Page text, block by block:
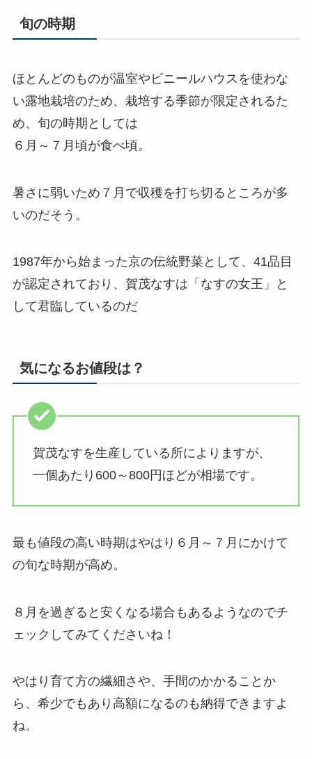
旬の時期
ほとんどのものが温室やビニールハウスを使わな
い露地栽培のため、栽培する季節が限定されるた
め、旬の時期としては
６月～７月頃が食べ頃。
暑さに弱いため７月で収穫を打ち切るところが多
いのだそう。
1987年から始まった京の伝統野菜として、41品目
が認定されており、賀茂なすは「 なすの女王 」と
して君臨しているのだ
気になるお値段は？
賀茂なすを生産している所によりますが、
一個あたり600～800円ほどが相場です。
最も値段の高い時期はやはり６月～７月にかけて
の旬な時期が高め。
８月を過ぎると安くなる場合もあるようなのでチ
ェックしてみてくださいね！
やはり 育て方の繊細さや、手間のかかる ことか
ら、 希少でもあり高額になるのも納得できますよ
ね。